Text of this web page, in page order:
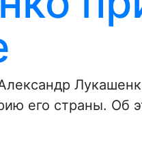
его страны. Об